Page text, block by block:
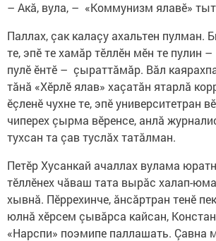
– Акă, вула, – «Коммунизм ялавӗ»
Паллах, çак калаçу ахальтен пулман.
те, эпӗ те хамăр тӗллӗн мӗн те пулин
пулӗ ӗнтӗ – çыраттăмăр. Вăл
тăнă «Хӗрлӗ ялав» хаçатăн ятарлă
ӗçленӗ чухне те, эпӗ университетран
чиперех çырма вӗренсе, анлă
тухсан та çав туслăх татăлман.
Петӗр Хусанкай ачаллах вулама
тӗллӗнех чăваш тата вырăс халап-
хывнă. Пӗррехинче, ăнсăртран тенӗ
юлнă хӗрсем çывăрса кайсан,
«Нарспи» поэмипе паллашать. Çавна